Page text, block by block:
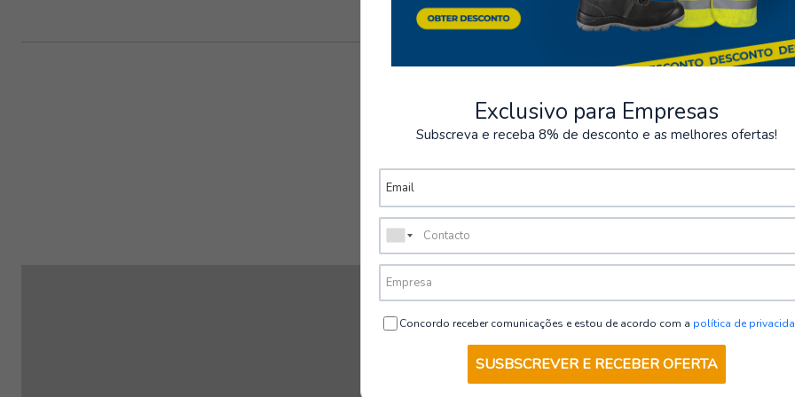
Visto recientemente
Exclusivo para Empresas
Subscreva e receba 8% de desconto e as melhores ofertas!
Concordo receber comunicações e estou de acordo com a política de
SUSBSCREVER E RECEBER OFERTA